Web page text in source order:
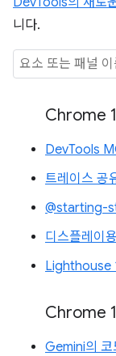
니다.
Chrome
DevTools
트레이스 공
@starting-
디스플레이
Lighthouse
Chrome
Gemini의 코